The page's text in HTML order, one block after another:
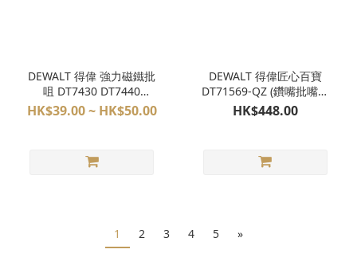
DEWALT 得偉 強力磁鐵批
咀 DT7430 DT7440
DT7450【歡迎查詢】
HK$39.00 ~ HK$50.00
DEWALT 得偉匠心百寶
DT71569-QZ (鑽嘴批嘴套
裝)【歡迎查詢】
HK$448.00
1 2 3 4 5 »